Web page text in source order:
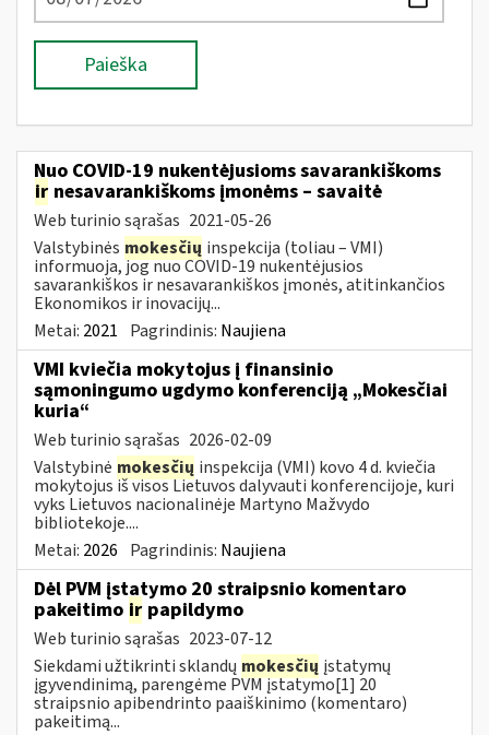
Paieška
Nuo COVID-19 nukentėjusioms savarankiškoms
ir nesavarankiškoms įmonėms – savaitė
Web turinio sąrašas 2021-05-26
Valstybinės mokesčių inspekcija (toliau – VMI)
informuoja, jog nuo COVID-19 nukentėjusios
savarankiškos ir nesavarankiškos įmonės, atitinkančios
Ekonomikos ir inovacijų...
Metai: 2021 Pagrindinis: Naujiena
VMI kviečia mokytojus į finansinio
sąmoningumo ugdymo konferenciją „Mokesčiai
kuria“
Web turinio sąrašas 2026-02-09
Valstybinė mokesčių inspekcija (VMI) kovo 4 d. kviečia
mokytojus iš visos Lietuvos dalyvauti konferencijoje, kuri
vyks Lietuvos nacionalinėje Martyno Mažvydo
bibliotekoje....
Metai: 2026 Pagrindinis: Naujiena
Dėl PVM įstatymo 20 straipsnio komentaro
pakeitimo ir papildymo
Web turinio sąrašas 2023-07-12
Siekdami užtikrinti sklandų mokesčių įstatymų
įgyvendinimą, parengėme PVM įstatymo[1] 20
straipsnio apibendrinto paaiškinimo (komentaro)
pakeitimą...